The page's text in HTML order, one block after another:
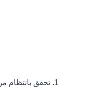
1. تحقق بانتظام من الجدار الداخلي للأسطوانة للتأكد من أن الجدار الداخلي للأسطوانة مسطح ، وذلك لتجنب التآكل المبكرة لخاتم الختم بسبب الحمل غير المتوازن أثناء الضغط الميكانيكي.